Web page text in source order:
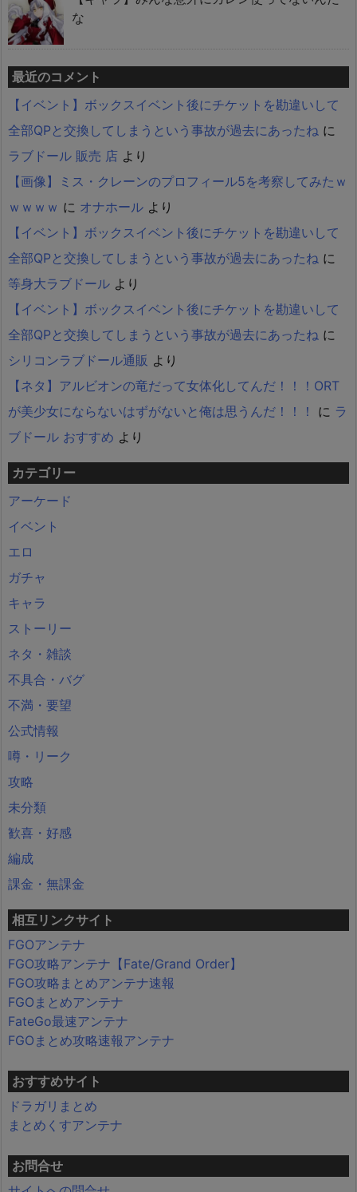
な
最近のコメント
【イベント】ボックスイベント後にチケットを勘違いして
全部QPと交換してしまうという事故が過去にあったね に
ラブドール 販売 店 より
【画像】ミス・クレーンのプロフィール5を考察してみたｗ
ｗｗｗｗ に オナホール より
【イベント】ボックスイベント後にチケットを勘違いして
全部QPと交換してしまうという事故が過去にあったね に
等身大ラブドール より
【イベント】ボックスイベント後にチケットを勘違いして
全部QPと交換してしまうという事故が過去にあったね に
シリコンラブドール通販 より
【ネタ】アルビオンの竜だって女体化してんだ！！！ORT
が美少女にならないはずがないと俺は思うんだ！！！
に ラ
ブドール おすすめ より
カテゴリー
アーケード
イベント
エロ
ガチャ
キャラ
ストーリー
ネタ・雑談
不具合・バグ
不満・要望
公式情報
噂・リーク
攻略
未分類
歓喜・好感
編成
課金・無課金
相互リンクサイト
FGOアンテナ
FGO攻略アンテナ【Fate/Grand Order】
FGO攻略まとめアンテナ速報
FGOまとめアンテナ
FateGo最速アンテナ
FGOまとめ攻略速報アンテナ
おすすめサイト
ドラガリまとめ
まとめくすアンテナ
お問合せ